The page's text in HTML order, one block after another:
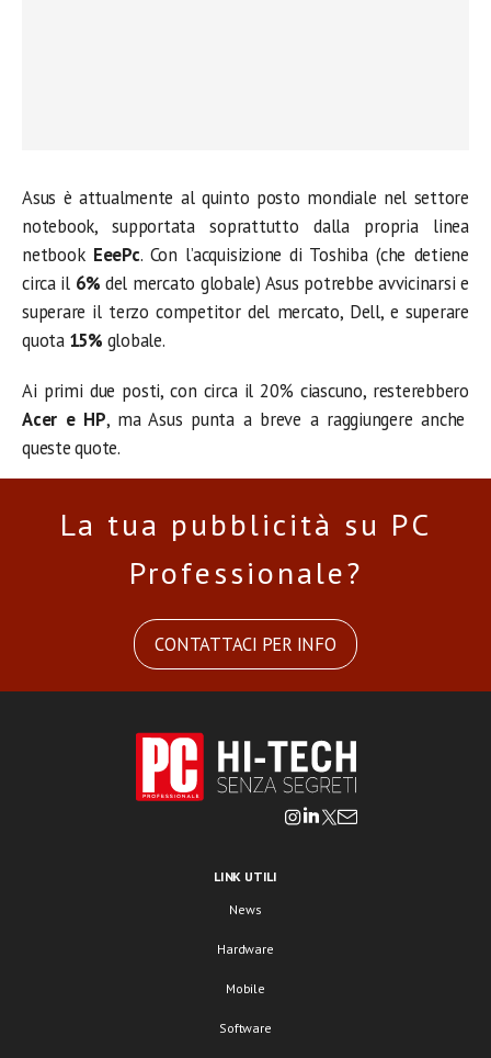
Asus è attualmente al quinto posto mondiale nel settore
notebook, supportata soprattutto dalla propria linea
netbook EeePc. Con l’acquisizione di Toshiba (che detiene
circa il 6% del mercato globale) Asus potrebbe avvicinarsi e
superare il terzo competitor del mercato, Dell, e superare
quota 15% globale.
Ai primi due posti, con circa il 20% ciascuno, resterebbero
Acer e HP, ma Asus punta a breve a raggiungere anche
queste quote.
La tua pubblicità su PC
Professionale?
CONTATTACI PER INFO
LINK UTILI
News
Hardware
Mobile
Software